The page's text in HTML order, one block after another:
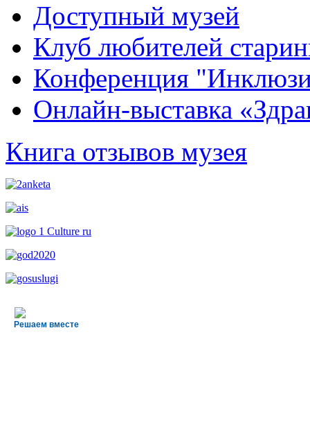
Доступный музей
Клуб любителей
Конференция
Онлайн-выставка
Книга отзывов музея
Решаем вместе